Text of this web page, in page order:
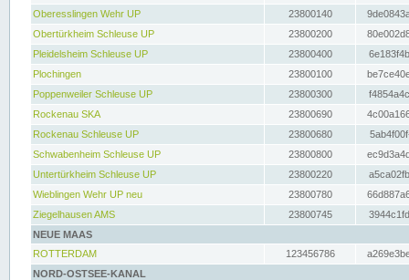
Oberesslingen Wehr UP
23800140
Obertürkheim Schleuse UP
23800200
Pleidelsheim Schleuse UP
23800400
Plochingen
23800100
Poppenweiler Schleuse UP
23800300
Rockenau SKA
23800690
Rockenau Schleuse UP
23800680
Schwabenheim Schleuse UP
23800800
Untertürkheim Schleuse UP
23800220
Wieblingen Wehr UP neu
23800780
Ziegelhausen AMS
23800745
NEUE MAAS
ROTTERDAM
123456786
NORD-OSTSEE-KANAL